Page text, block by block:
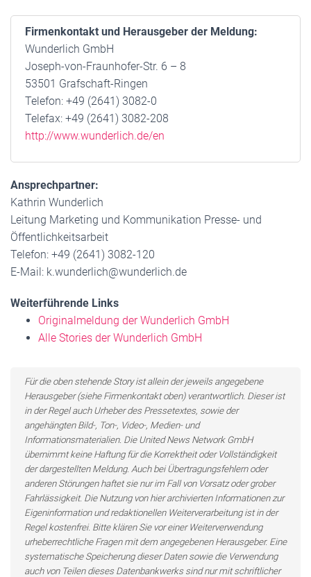
Firmenkontakt und Herausgeber der Meldung:
Wunderlich GmbH
Joseph-von-Fraunhofer-Str. 6 – 8
53501 Grafschaft-Ringen
Telefon: +49 (2641) 3082-0
Telefax: +49 (2641) 3082-208
http://www.wunderlich.de/en
Ansprechpartner:
Kathrin Wunderlich
Leitung Marketing und Kommunikation Presse- und
Öffentlichkeitsarbeit
Telefon: +49 (2641) 3082-120
E-Mail: k.wunderlich@wunderlich.de
Weiterführende Links
Originalmeldung der Wunderlich GmbH
Alle Stories der Wunderlich GmbH
Für die oben stehende Story ist allein der jeweils angegebene
Herausgeber (siehe Firmenkontakt oben) verantwortlich. Dieser ist
in der Regel auch Urheber des Pressetextes, sowie der
angehängten Bild-, Ton-, Video-, Medien- und
Informationsmaterialien. Die United News Network GmbH
übernimmt keine Haftung für die Korrektheit oder Vollständigkeit
der dargestellten Meldung. Auch bei Übertragungsfehlern oder
anderen Störungen haftet sie nur im Fall von Vorsatz oder grober
Fahrlässigkeit. Die Nutzung von hier archivierten Informationen zur
Eigeninformation und redaktionellen Weiterverarbeitung ist in der
Regel kostenfrei. Bitte klären Sie vor einer Weiterverwendung
urheberrechtliche Fragen mit dem angegebenen Herausgeber. Eine
systematische Speicherung dieser Daten sowie die Verwendung
auch von Teilen dieses Datenbankwerks sind nur mit schriftlicher